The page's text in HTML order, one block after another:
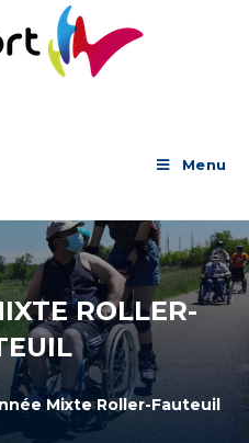
Menu
ROLLER-
Mixte Roller-Fauteuil